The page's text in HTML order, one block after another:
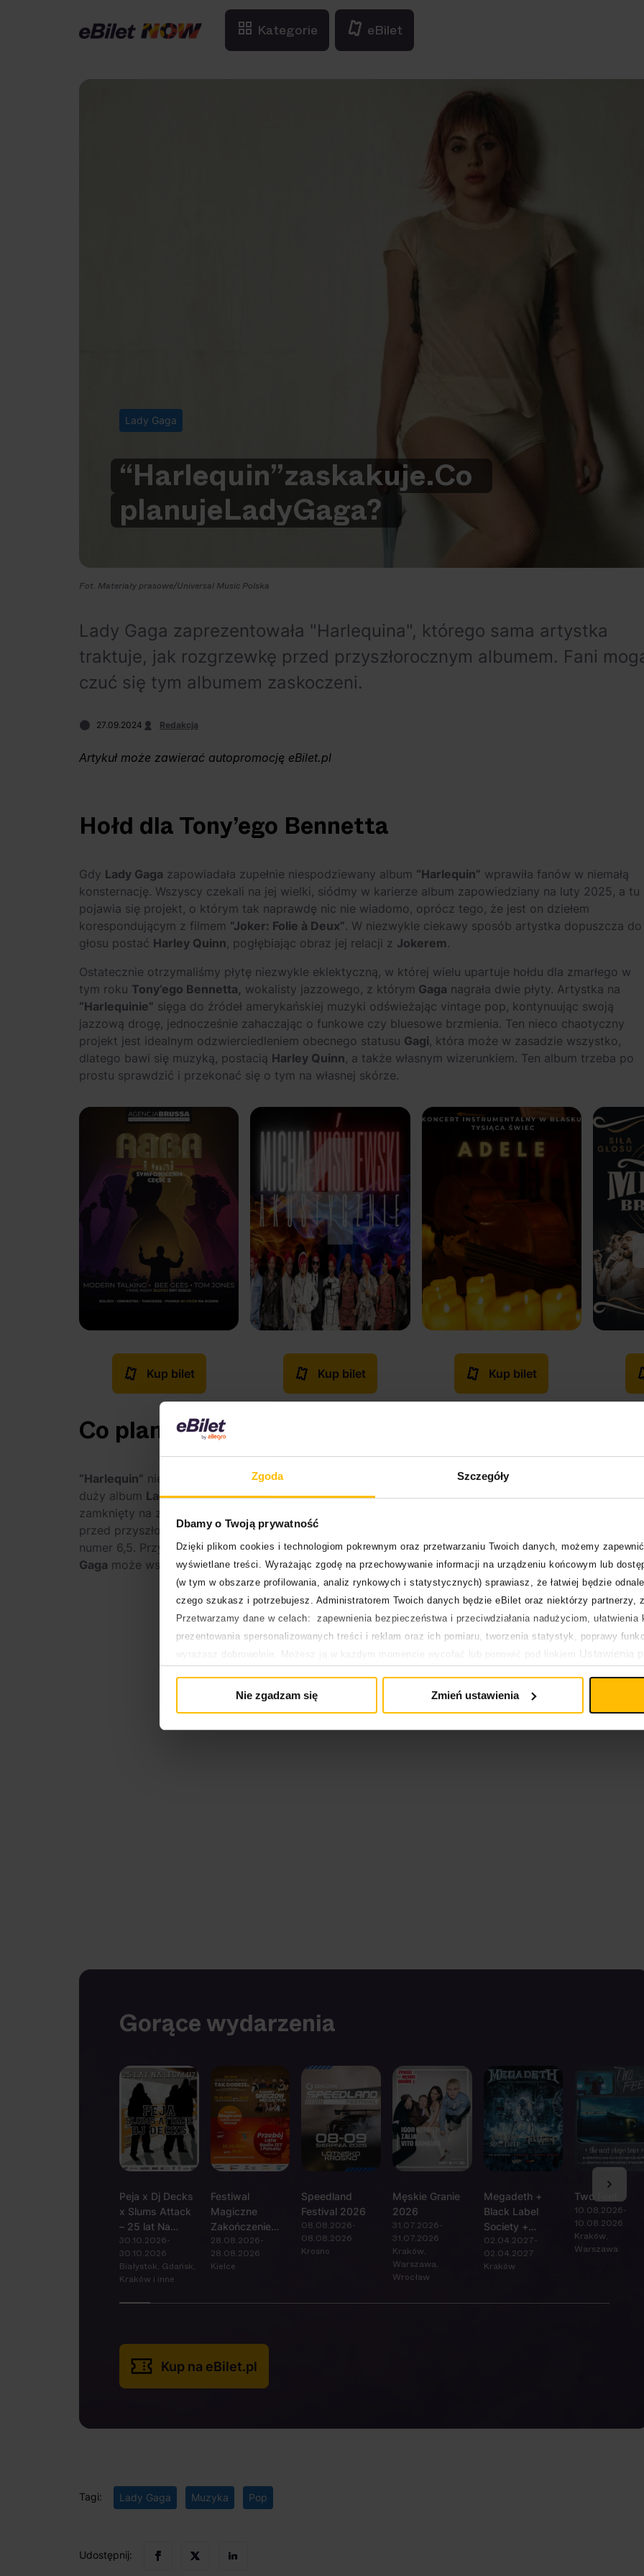
Zgoda Szczegóły
Dbamy o Twoją prywatność
Dzięki plikom cookies i technologiom pokrewnym oraz przetwarzaniu Twoich danych, możemy
wyświetlane treści. Wyrażając zgodę na przechowywanie informacji na urządzeniu końcowym lub
(w tym w obszarze profilowania, analiz rynkowych i statystycznych) sprawiasz, że łatwiej będzie
czego szukasz i potrzebujesz. Administratorem Twoich danych będzie eBilet oraz niektórzy partnerzy,
Przetwarzamy dane w celach: zapewnienia bezpieczeństwa i przeciwdziałania nadużyciom,
prezentowania spersonalizowanych treści i reklam oraz ich pomiaru, tworzenia statystyk, poprawy
wyrażasz dobrowolnie. Możesz ją w każdym momencie wycofać lub ponowić pod linkiem
Ustawienia
Polityka prywatności
Nie zgadzam się Zmień ustawienia
Kategorie eBilet
Lady Gaga
“Harlequin”zaskakuje.Co
planujeLadyGaga?
Fot. Materiały prasowe/Universal Music Polska
Lady Gaga zaprezentowała "Harlequina", którego sama artystka
traktuje, jak rozgrzewkę przed przyszłorocznym albumem. Fani
czuć się tym albumem zaskoczeni.
27.09.2024 Redakcja
Artykuł może zawierać autopromocję eBilet.pl
Hołd dla Tony’ego Bennetta
Gdy Lady Gaga zapowiadała zupełnie niespodziewany album “Harlequin” wprawiła fanów w niemałą
konsternację. Wszyscy czekali na jej wielki, siódmy w karierze album zapowiedziany na luty 2025, a tu
pojawia się projekt, o którym tak naprawdę nic nie wiadomo, oprócz tego, że jest on dziełem
korespondującym z filmem “Joker: Folie à Deux”. W niezwykle ciekawy sposób artystka dopuszcza do
głosu postać Harley Quinn, pogłębiając obraz jej relacji z Jokerem.
Ostatecznie otrzymaliśmy płytę niezwykle eklektyczną, w której wielu upartuje hołdu dla zmarłego w
tym roku Tony’ego Bennetta, wokalisty jazzowego, z którym Gaga nagrała dwie płyty. Artystka na
“Harlequinie” sięga do źródeł amerykańskiej muzyki odświeżając vintage pop, kontynuując swoją
jazzową drogę, jednocześnie zahaczając o funkowe czy bluesowe brzmienia. Ten nieco chaotyczny
projekt jest idealnym odzwierciedleniem obecnego statusu Gagi, która może w zasadzie wszystko,
dlatego bawi się muzyką, postacią Harley Quinn, a także własnym wizerunkiem. Ten album trzeba po
prostu sprawdzić i przekonać się o tym na własnej skórze.
Kup bilet Kup bilet Kup bilet
Co planuje Lady Gaga?
“Harlequin” nie daje natomiast żadnych odpowiedzi dotyczących kierunku, w jakim zmierza następny,
duży album Lady Gagi. Czy wróci do swej kontrowersyjnej postaci i popowej hitowości? Czy to
zamknięty na zawsze rozdział? Czy dostaniemy kolejną jazzową płytę, tylko “bardziej”? Oczekiwania
przed przyszłoroczną premierą są ogromne. W końcu sama artystka nazywa
numer 6,5. Przystawką przed głównym daniem. Tylko, że na przystawkę dostaliśmy szwedzki stół. Cóż,
Gaga może wszystko. Oby tylko wybrała to, co najlepsze.
Gorące wydarzenia
Peja x Dj Decks
x Slums Attack
– 25 lat Na
Legalu
30.10.2026-
30.10.2026
Białystok, Gdańsk,
Kraków i inne
Festiwal
Magiczne
Zakończenie
Wakacji 2026
28.08.2026-
28.08.2026
Kielce
Speedland
Festival 2026
08.08.2026-
08.08.2026
Krosno
Męskie Granie
2026
31.07.2026-
31.07.2026
Kraków,
Warszawa,
Wrocław
Megadeth +
Black Label
Society +
Testament
02.04.2027-
02.04.2027
Kraków
Two Feet
10.08.2026-
10.08.2026
Kraków,
Warszawa
Kup na eBilet.pl
Tagi: Lady Gaga Muzyka Pop
Udostępnij: